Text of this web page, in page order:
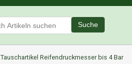
Suche
Tauschartikel Reifendruckmesser bis 4 Bar